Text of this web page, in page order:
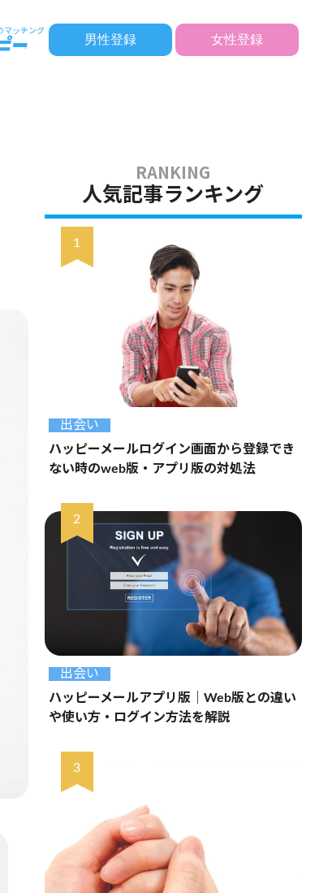
男性登録 女性登録
人気記事ランキング
出会い
ハッピーメールログイン画面から登録でき
ない時のweb版・アプリ版の対処法
出会い
ハッピーメールアプリ版｜Web版との違い
や使い方・ログイン方法を解説